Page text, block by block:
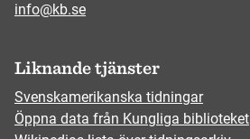
info@kb.se
Liknande tjänster
Svenskamerikanska tidningar
Öppna data från Kungliga biblioteket